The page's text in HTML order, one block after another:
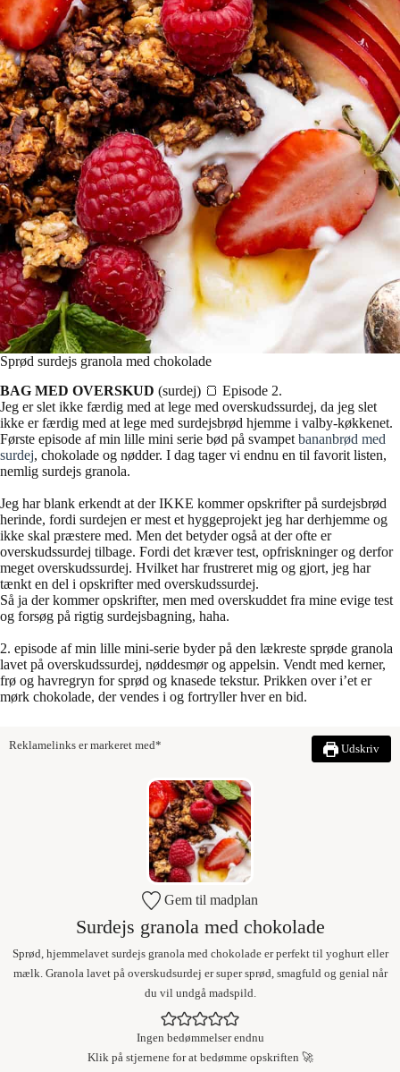
Sprød surdejs granola med chokolade
BAG MED OVERSKUD (surdej) 🍞 Episode 2.
Jeg er slet ikke færdig med at lege med overskudssurdej, da jeg slet
ikke er færdig med at lege med surdejsbrød hjemme i valby-køkkenet.
Første episode af min lille mini serie bød på svampet bananbrød med
surdej, chokolade og nødder. I dag tager vi endnu en til favorit listen,
nemlig surdejs granola.
Jeg har blank erkendt at der IKKE kommer opskrifter på surdejsbrød
herinde, fordi surdejen er mest et hyggeprojekt jeg har derhjemme og
ikke skal præstere med. Men det betyder også at der ofte er
overskudssurdej tilbage. Fordi det kræver test, opfriskninger og derfor
meget overskudssurdej. Hvilket har frustreret mig og gjort, jeg har
tænkt en del i opskrifter med overskudssurdej.
Så ja der kommer opskrifter, men med overskuddet fra mine evige test
og forsøg på rigtig surdejsbagning, haha.
2. episode af min lille mini-serie byder på den lækreste sprøde granola
lavet på overskudssurdej, nøddesmør og appelsin. Vendt med kerner,
frø og havregryn for sprød og knasede tekstur. Prikken over i’et er
mørk chokolade, der vendes i og fortryller hver en bid.
Reklamelinks er markeret med* Udskriv
Gem til madplan
Surdejs granola med chokolade
Sprød, hjemmelavet surdejs granola med chokolade er perfekt til yoghurt eller
mælk. Granola lavet på overskudsurdej er super sprød, smagfuld og genial når
du vil undgå madspild.
Ingen bedømmelser endnu
Klik på stjernene for at bedømme opskriften 🚀